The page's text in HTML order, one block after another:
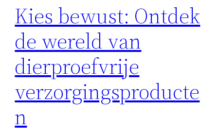
Kies bewust: Ontdek
de wereld van
dierproefvrije
verzorgingsproducte
n